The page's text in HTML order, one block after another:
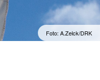
Foto: A.Zelck/DRK